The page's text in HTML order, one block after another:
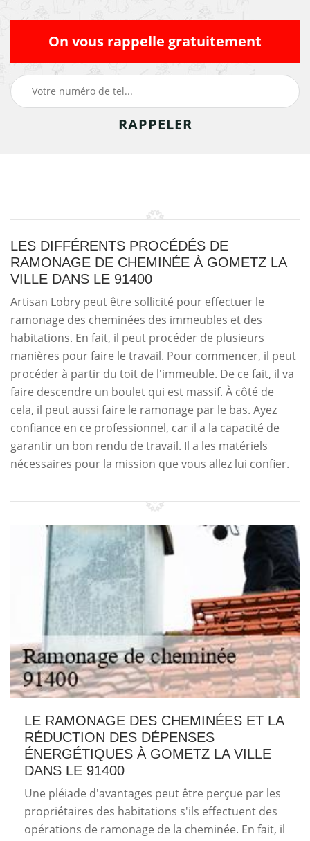
On vous rappelle gratuitement
LES DIFFÉRENTS PROCÉDÉS DE
RAMONAGE DE CHEMINÉE À GOMETZ LA
VILLE DANS LE 91400
Artisan Lobry peut être sollicité pour effectuer le
ramonage des cheminées des immeubles et des
habitations. En fait, il peut procéder de plusieurs
manières pour faire le travail. Pour commencer, il peut
procéder à partir du toit de l'immeuble. De ce fait, il va
faire descendre un boulet qui est massif. À côté de
cela, il peut aussi faire le ramonage par le bas. Ayez
confiance en ce professionnel, car il a la capacité de
garantir un bon rendu de travail. Il a les matériels
nécessaires pour la mission que vous allez lui confier.
LE RAMONAGE DES CHEMINÉES ET LA
RÉDUCTION DES DÉPENSES
ÉNERGÉTIQUES À GOMETZ LA VILLE
DANS LE 91400
Une pléiade d'avantages peut être perçue par les
propriétaires des habitations s'ils effectuent des
opérations de ramonage de la cheminée. En fait, il